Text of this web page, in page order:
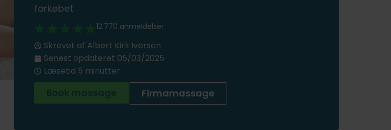
forkøbet
12.770 anmeldelser
Skrevet af Albert Kirk Iversen
Senest opdateret 05/03/2025
Læsetid 5 minutter
Book massage Firmamassage